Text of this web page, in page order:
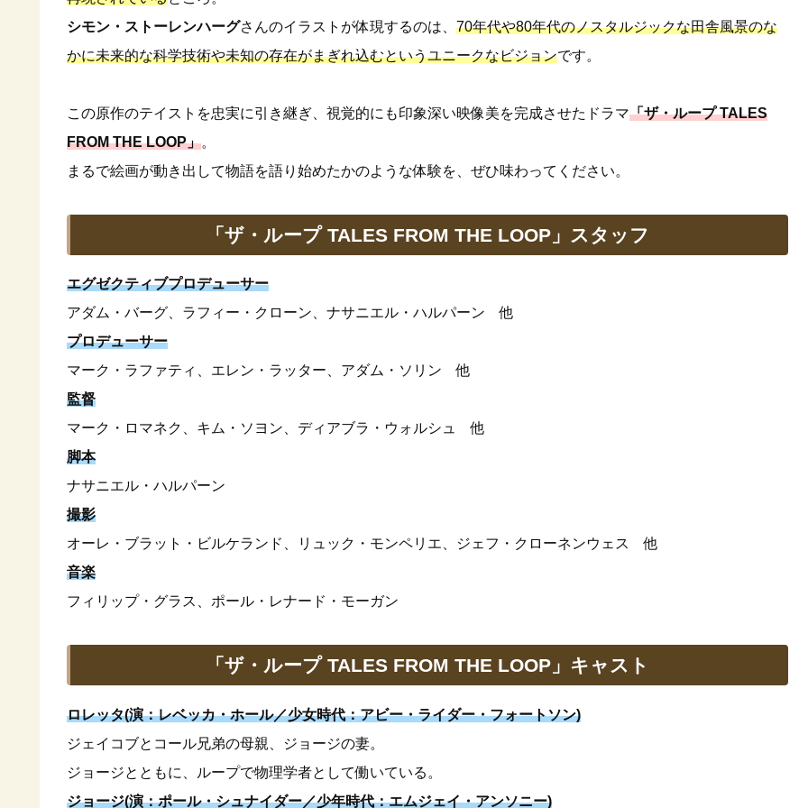
シモン・ストーレンハーグさんのイラストが体現するのは、 70年代や80年代のノスタルジックな田舎風景のな
かに未来的な科学技術や未知の存在がまぎれ込むというユニークなビジョンです。
この原作のテイストを忠実に引き継ぎ、視覚的にも印象深い映像美を完成させたドラマ「ザ・ループ TALES
FROM THE LOOP」。
まるで絵画が動き出して物語を語り始めたかのような体験を、ぜひ味わってください。
「ザ・ループ TALES FROM THE LOOP」スタッフ
エグゼクティブプロデューサー
アダム・バーグ、ラフィー・クローン、ナサニエル・ハルパーン 他
プロデューサー
マーク・ラファティ、エレン・ラッター、アダム・ソリン 他
監督
マーク・ロマネク、キム・ソヨン、ディアブラ・ウォルシュ 他
脚本
ナサニエル・ハルパーン
撮影
オーレ・ブラット・ビルケランド、リュック・モンペリエ、ジェフ・クローネンウェス 他
音楽
フィリップ・グラス、ポール・レナード・モーガン
「ザ・ループ TALES FROM THE LOOP」キャスト
ロレッタ(演：レベッカ・ホール／少女時代：アビー・ライダー・フォートソン)
ジェイコブとコール兄弟の母親、ジョージの妻。
ジョージとともに、ループで物理学者として働いている。
ジョージ(演：ポール・シュナイダー／少年時代：エムジェイ・アンソニー)